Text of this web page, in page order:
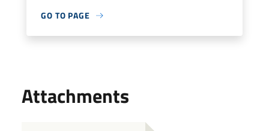
GO TO PAGE
Attachments